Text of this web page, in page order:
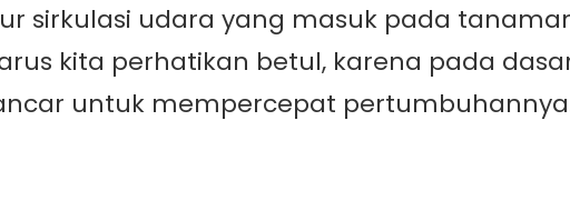
sirkulasi udara yang masuk pada
kita perhatikan betul, karena pada
untuk mempercepat